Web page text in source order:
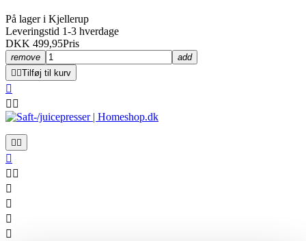
På lager i Kjellerup
Leveringstid 1-3 hverdage
DKK 499,95Pris
remove
add
 Tilføj til kurv

 
 

 



